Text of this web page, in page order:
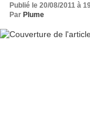
Publié le 20/08/2011 à
Par Plume